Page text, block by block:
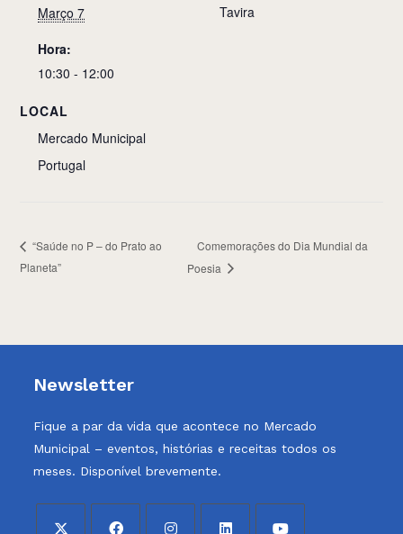
Março 7
Hora:
10:30 - 12:00
LOCAL
Mercado Municipal
Portugal
Tavira
“Saúde no P – do Prato ao
Planeta”
Comemorações do Dia Mundial da
Poesia
Newsletter
Fique a par da vida que acontece no Mercado
Municipal – eventos, histórias e receitas todos os
meses. Disponível brevemente.